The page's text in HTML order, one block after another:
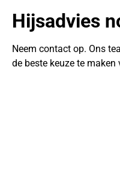
Hijsadvies
Neem contact op. Ons
de beste keuze te